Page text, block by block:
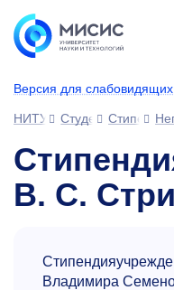
Версия для слабовидящих
НИТУ МИСИС
Студентам
В. С.
Владимира